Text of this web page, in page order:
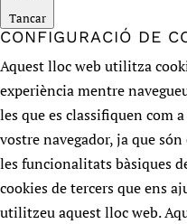
Tancar
CONFIGURACIÓ DE
Aquest lloc web utilitza
experiència mentre
les que es classifiquen com
vostre navegador, ja que
les funcionalitats bàsiques
cookies de tercers que ens
utilitzeu aquest lloc web.